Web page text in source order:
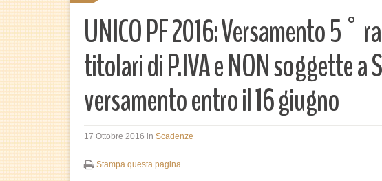
UNICO PF 2016: Versamento 5°
titolari di P.IVA e NON soggette a
versamento entro il 16 giugno
17 Ottobre 2016 in Scadenze
Stampa questa pagina